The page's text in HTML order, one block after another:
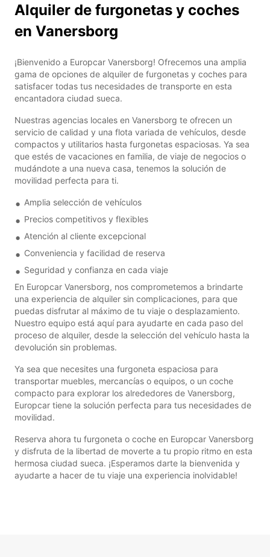
Alquiler de furgonetas y coches
en Vanersborg
¡Bienvenido a Europcar Vanersborg! Ofrecemos una amplia
gama de opciones de alquiler de furgonetas y coches para
satisfacer todas tus necesidades de transporte en esta
encantadora ciudad sueca.
Nuestras agencias locales en Vanersborg te ofrecen un
servicio de calidad y una flota variada de vehículos, desde
compactos y utilitarios hasta furgonetas espaciosas. Ya sea
que estés de vacaciones en familia, de viaje de negocios o
mudándote a una nueva casa, tenemos la solución de
movilidad perfecta para ti.
Amplia selección de vehículos
Precios competitivos y flexibles
Atención al cliente excepcional
Conveniencia y facilidad de reserva
Seguridad y confianza en cada viaje
En Europcar Vanersborg, nos comprometemos a brindarte
una experiencia de alquiler sin complicaciones, para que
puedas disfrutar al máximo de tu viaje o desplazamiento.
Nuestro equipo está aquí para ayudarte en cada paso del
proceso de alquiler, desde la selección del vehículo hasta la
devolución sin problemas.
Ya sea que necesites una furgoneta espaciosa para
transportar muebles, mercancías o equipos, o un coche
compacto para explorar los alrededores de Vanersborg,
Europcar tiene la solución perfecta para tus necesidades de
movilidad.
Reserva ahora tu furgoneta o coche en Europcar Vanersborg
y disfruta de la libertad de moverte a tu propio ritmo en esta
hermosa ciudad sueca. ¡Esperamos darte la bienvenida y
ayudarte a hacer de tu viaje una experiencia inolvidable!